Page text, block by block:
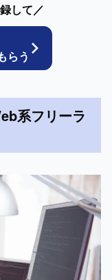
して／
らう
系フリーラ